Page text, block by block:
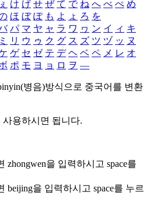
ぇ け げ せ ぜ て で ね へ べ ぺ め
ほ ぼ ぽ も よ ょ ろ を
パ マ ヤ ャ ラ ワ ヮ ン イ ィ キ
ミ リ ウ ゥ ク グ ス ズ ツ ヅ ッ ヌ
ゲ セ ゼ テ デ ヘ ベ ペ メ レ オ
ポ モ ヨ ョ ロ ヲ ―
병음)방식으로 중국어를 변환
용하시면 됩니다.
zhongwen을 입력하시고 space를
beijing을 입력하시고 space를 누르